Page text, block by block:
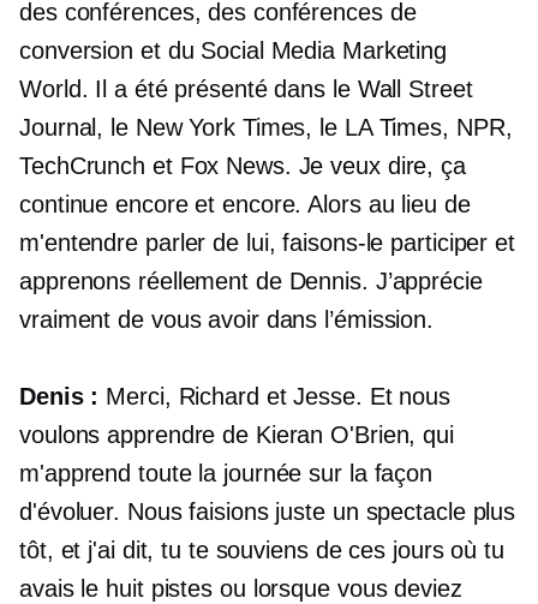
des conférences, des conférences de
conversion et du Social Media Marketing
World. Il a été présenté dans le Wall Street
Journal, le New York Times, le LA Times, NPR,
TechCrunch et Fox News. Je veux dire, ça
continue encore et encore. Alors au lieu de
m'entendre parler de lui, faisons-le participer et
apprenons réellement de Dennis. J’apprécie
vraiment de vous avoir dans l’émission.
Denis : Merci, Richard et Jesse. Et nous
voulons apprendre de Kieran O'Brien, qui
m'apprend toute la journée sur la façon
d'évoluer. Nous faisions juste un spectacle plus
tôt, et j'ai dit, tu te souviens de ces jours où tu
avais le huit pistes ou lorsque vous deviez